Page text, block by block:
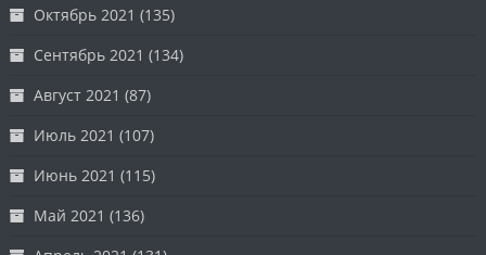
Октябрь 2021 (135)
Сентябрь 2021 (134)
Август 2021 (87)
Июль 2021 (107)
Июнь 2021 (115)
Май 2021 (136)